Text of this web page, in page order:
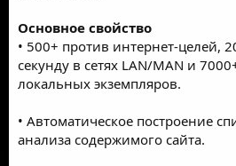
Основное свойство
• 500+ против интернет-целей,
секунду в сетях LAN/MAN и
локальных экземпляров.
• Автоматическое построение
анализа содержимого сайта.